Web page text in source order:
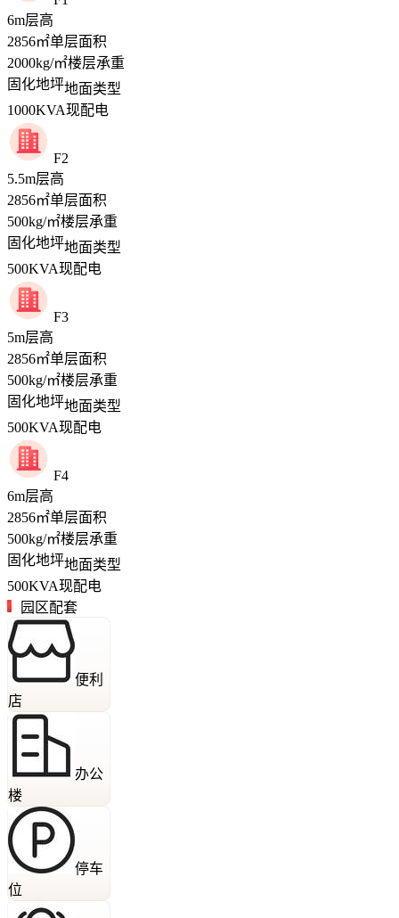
6m层高
2856㎡单层面积
2000kg/㎡楼层承重
固化地坪地面类型
1000KVA现配电
F2
5.5m层高
2856㎡单层面积
500kg/㎡楼层承重
固化地坪地面类型
500KVA现配电
F3
5m层高
2856㎡单层面积
500kg/㎡楼层承重
固化地坪地面类型
500KVA现配电
F4
6m层高
2856㎡单层面积
500kg/㎡楼层承重
固化地坪地面类型
500KVA现配电
园区配套
便利
店
办公
楼
停车
位